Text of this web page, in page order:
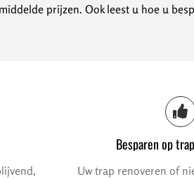
prijzen. Ook leest u hoe u
Besparen op
Uw trap renoveren of